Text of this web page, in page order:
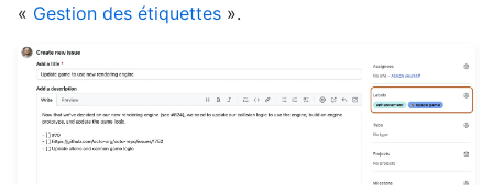
« Gestion des étiquettes ».